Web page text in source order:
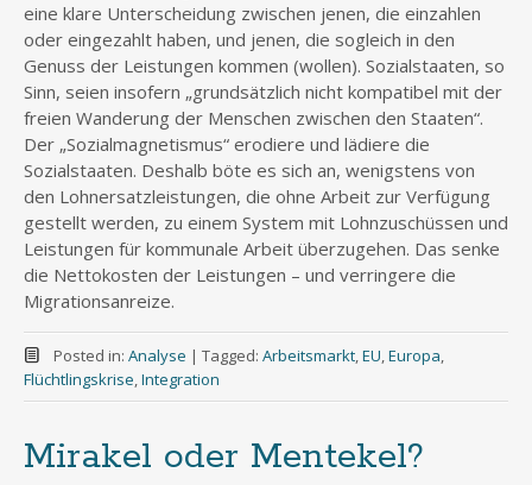
eine klare Unterscheidung zwischen jenen, die einzahlen
oder eingezahlt haben, und jenen, die sogleich in den
Genuss der Leistungen kommen (wollen). Sozialstaaten, so
Sinn, seien insofern „grundsätzlich nicht kompatibel mit der
freien Wanderung der Menschen zwischen den Staaten“.
Der „Sozialmagnetismus“ erodiere und lädiere die
Sozialstaaten. Deshalb böte es sich an, wenigstens von
den Lohnersatzleistungen, die ohne Arbeit zur Verfügung
gestellt werden, zu einem System mit Lohnzuschüssen und
Leistungen für kommunale Arbeit überzugehen. Das senke
die Nettokosten der Leistungen – und verringere die
Migrationsanreize.
Posted in: Analyse | Tagged: Arbeitsmarkt,EU,Europa,
Flüchtlingskrise,Integration
Mirakel oder Mentekel?